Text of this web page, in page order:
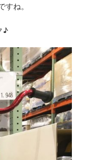
ね。
♪